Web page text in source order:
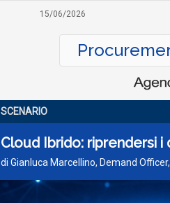
15/06/2026
SCENARIO
Cloud Ibrido: riprendersi i
di Gianluca Marcellino, Demand